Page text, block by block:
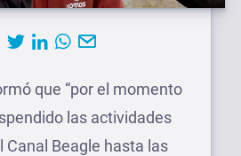
que “por el momento
las actividades
Canal Beagle hasta las